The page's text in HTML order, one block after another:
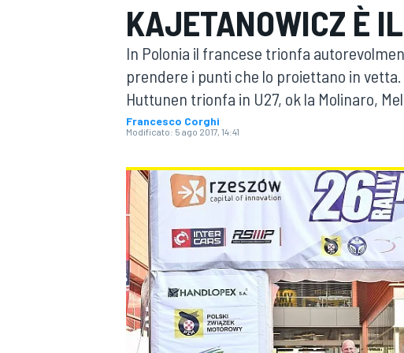
MOTOGP WEC
WRC
KAJETANOWICZ È
In Polonia il francese trionfa
prendere i punti che lo proiettano in vetta.
Huttunen trionfa in U27, ok la Molinaro,
Francesco Corghi
Modificato: 5 ago 2017, 14:41